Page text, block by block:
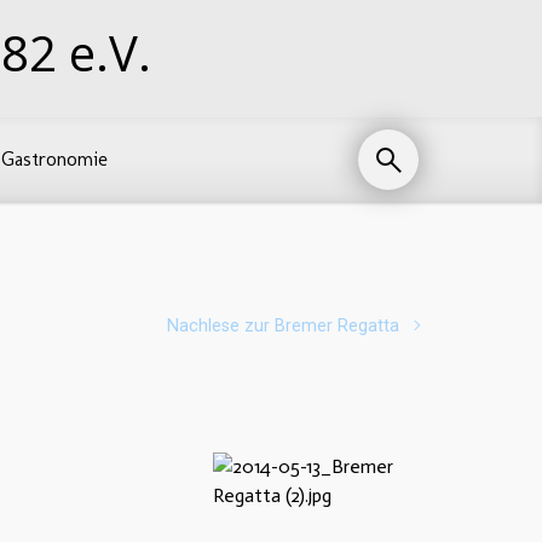
e.V.
Gastronomie
Nachlese zur Bremer Regatta